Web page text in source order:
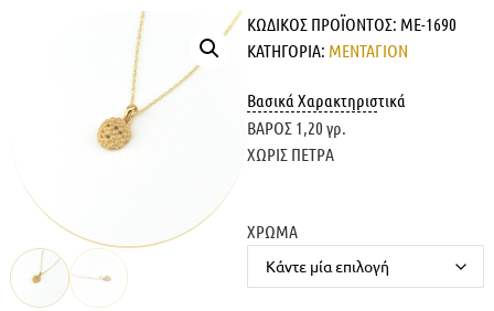
ΚΩΔΙΚΌΣ ΠΡΟΪΌΝΤΟΣ: ME-1690
ΚΑΤΗΓΟΡΊΑ: ΜΕΝΤΑΓΙΟΝ
Βασικά Χαρακτηριστικά
ΒΑΡΟΣ 1,20 γρ.
ΧΩΡΙΣ ΠΕΤΡΑ
ΧΡΩΜΑ